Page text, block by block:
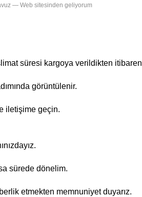
— Web sitesinden geliyorum
süresi kargoya verildikten itibaren
görüntülenir.
iletişime geçin.
sürede dönelim.
etmekten memnuniyet duyarız.